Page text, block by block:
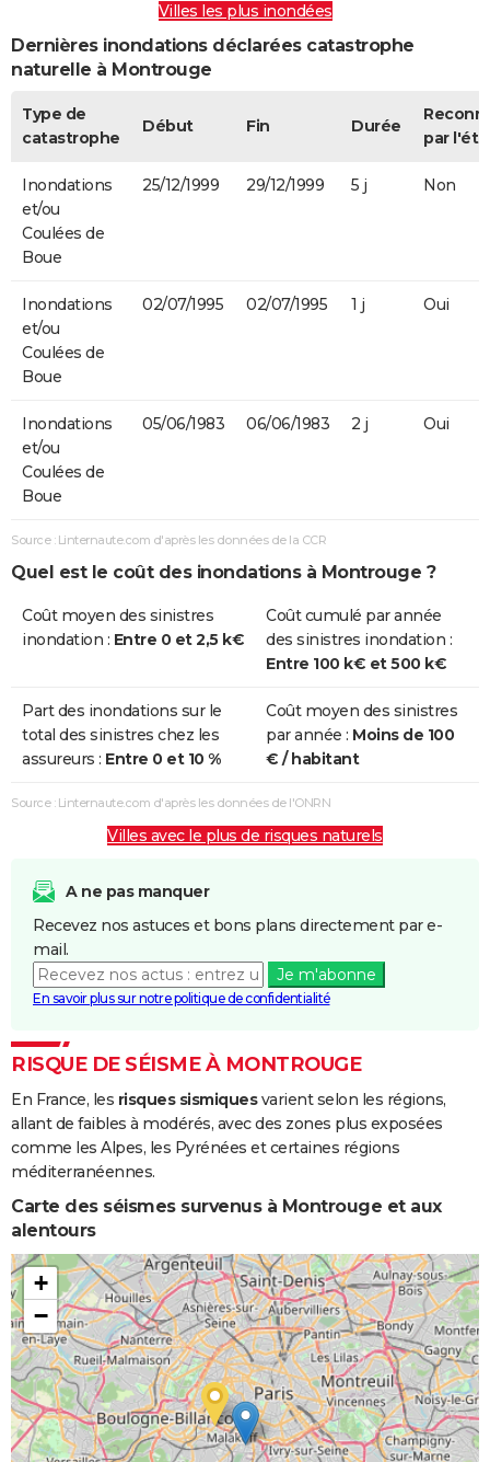
Villes les plus inondées
Dernières inondations déclarées catastrophe
naturelle à Montrouge
Type de
catastrophe
Début Fin Durée
par
Inondations
et/ou
Coulées de
Boue
25/12/1999 29/12/1999 5 j Non
Inondations
et/ou
Coulées de
Boue
02/07/1995 02/07/1995 1 j Oui
Inondations
et/ou
Coulées de
Boue
05/06/1983 06/06/1983 2 j Oui
Source : Linternaute.com d'après les données de la CCR
Quel est le coût des inondations à Montrouge ?
Coût moyen des sinistres
inondation : Entre 0 et 2,5 k€
Coût cumulé par année
des sinistres inondation :
Entre 100 k€ et 500 k€
Part des inondations sur le
total des sinistres chez les
assureurs : Entre 0 et 10 %
Coût moyen des sinistres
par année : Moins de 100
€ / habitant
Source : Linternaute.com d'après les données de l'ONRN
Villes avec le plus de risques naturels
A ne pas manquer
Recevez nos astuces et bons plans directement par e-
mail.
Je m'abonne
En savoir plus sur notre politique de confidentialité
RISQUE DE SÉISME À MONTROUGE
En France, les risques sismiquesvarient selon les régions,
allant de faibles à modérés, avec des zones plus exposées
comme les Alpes, les Pyrénées et certaines régions
méditerranéennes.
Carte des séismes survenus à Montrouge et aux
alentours
+
−